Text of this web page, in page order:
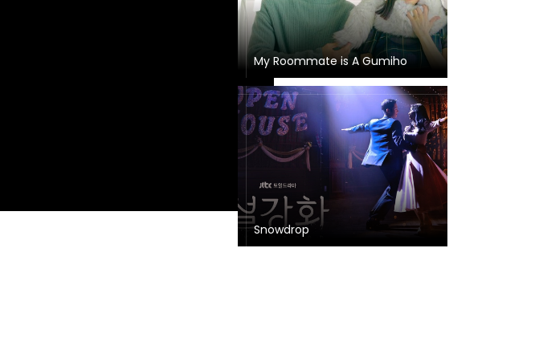
My Roommate is A Gumiho
Snowdrop